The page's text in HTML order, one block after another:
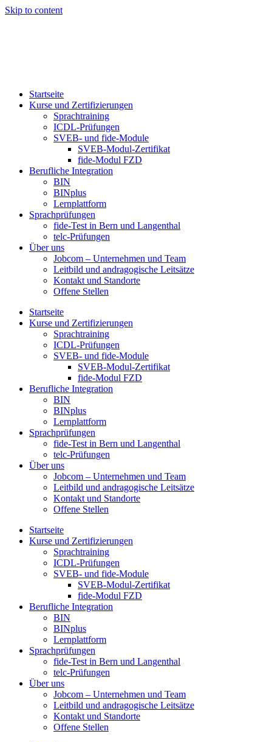
Skip to content
Startseite
Kurse und Zertifizierungen
Sprachtraining
ICDL-Prüfungen
SVEB- und fide-Module
SVEB-Modul-Zertifikat
fide-Modul FZD
Berufliche Integration
BIN
BINplus
Lernplattform
Sprachprüfungen
fide-Test in Bern und Langenthal
telc-Prüfungen
Über uns
Jobcom – Unternehmen und Team
Leitbild und andragogische Leitsätze
Kontakt und Standorte
Offene Stellen
Startseite
Kurse und Zertifizierungen
Sprachtraining
ICDL-Prüfungen
SVEB- und fide-Module
SVEB-Modul-Zertifikat
fide-Modul FZD
Berufliche Integration
BIN
BINplus
Lernplattform
Sprachprüfungen
fide-Test in Bern und Langenthal
telc-Prüfungen
Über uns
Jobcom – Unternehmen und Team
Leitbild und andragogische Leitsätze
Kontakt und Standorte
Offene Stellen
Startseite
Kurse und Zertifizierungen
Sprachtraining
ICDL-Prüfungen
SVEB- und fide-Module
SVEB-Modul-Zertifikat
fide-Modul FZD
Berufliche Integration
BIN
BINplus
Lernplattform
Sprachprüfungen
fide-Test in Bern und Langenthal
telc-Prüfungen
Über uns
Jobcom – Unternehmen und Team
Leitbild und andragogische Leitsätze
Kontakt und Standorte
Offene Stellen